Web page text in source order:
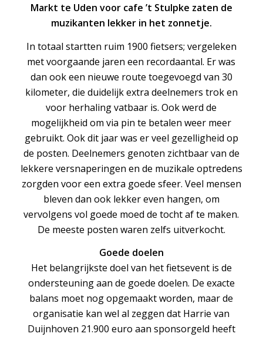
Markt te Uden voor cafe ’t Stulpke zaten de
muzikanten lekker in het zonnetje.
In totaal startten ruim 1900 fietsers; vergeleken
met voorgaande jaren een recordaantal. Er was
dan ook een nieuwe route toegevoegd van 30
kilometer, die duidelijk extra deelnemers trok en
voor herhaling vatbaar is. Ook werd de
mogelijkheid om via pin te betalen weer meer
gebruikt. Ook dit jaar was er veel gezelligheid op
de posten. Deelnemers genoten zichtbaar van de
lekkere versnaperingen en de muzikale optredens
zorgden voor een extra goede sfeer. Veel mensen
bleven dan ook lekker even hangen, om
vervolgens vol goede moed de tocht af te maken.
De meeste posten waren zelfs uitverkocht.
Goede doelen
Het belangrijkste doel van het fietsevent is de
ondersteuning aan de goede doelen. De exacte
balans moet nog opgemaakt worden, maar de
organisatie kan wel al zeggen dat Harrie van
Duijnhoven 21.900 euro aan sponsorgeld heeft